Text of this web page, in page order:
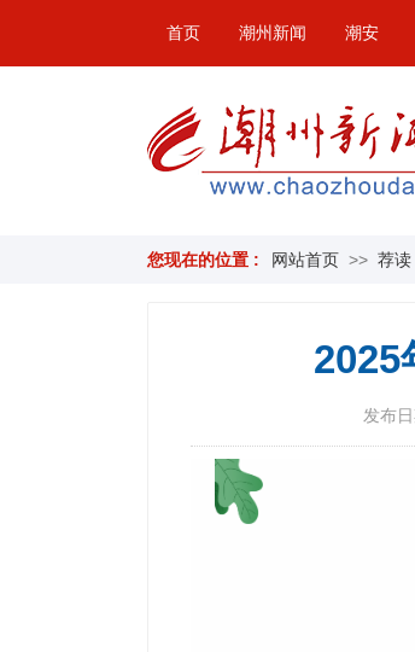
首页 潮州新闻 潮安
您现在的位置 : 网站首页 >> 荐读
2025
发布